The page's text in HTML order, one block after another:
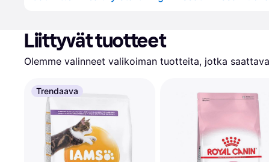
Liittyvät tuotteet
Olemme valinneet valikoiman tuotteita, jotka
Trendaava